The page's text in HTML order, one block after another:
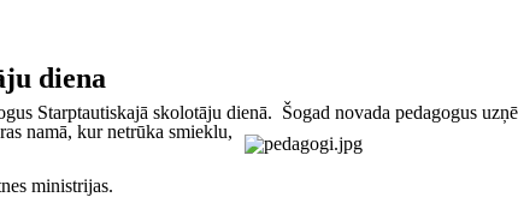
diena
Starptautiskajā skolotāju dienā. Šogad novada pedagogus
namā, kur netrūka smieklu,
ministrijas.